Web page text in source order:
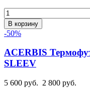
В корзину
-50%
ACERBIS
SLEEV
5 600 руб. 2 800 руб.